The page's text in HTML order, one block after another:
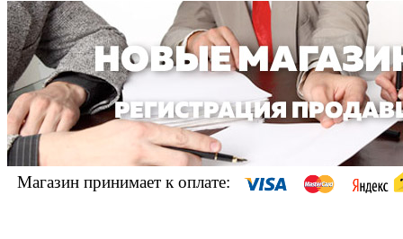
Магазин принимает к оплате: